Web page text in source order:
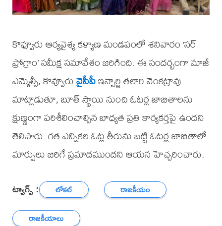
కొవ్వూరు ఆర్యవైశ్య కళ్యాణ మండపంలో శనివారం ‘సర్
ప్రోగ్రాం’ సమీక్ష సమావేశం జరిగింది. ఈ సందర్భంగా మాజీ
ఎమ్మెల్సీ, కొవ్వూరువైసీపీఇన్చార్జి తలారి వెంకట్రావు
మాట్లాడుతూ, బూత్ స్థాయి నుంచి ఓటర్ల జాబితాలను
క్షుణ్ణంగా పరిశీలించాల్సిన బాధ్యత ప్రతి కార్యకర్తపై ఉందని
తెలిపారు. గత ఎన్నికల ఓట్ల తీరును బట్టి ఓటర్ల జాబితాలో
మార్పులు జరిగే ప్రమాదముందని ఆయన హెచ్చరించారు.
ట్యాగ్స్ : లోకల్
రాజకీయం
రాజకీయాలు